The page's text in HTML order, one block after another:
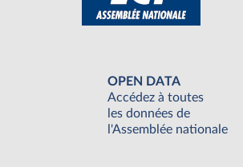
OPEN DATA
Accédez à toutes
les données de
l'Assemblée nationale